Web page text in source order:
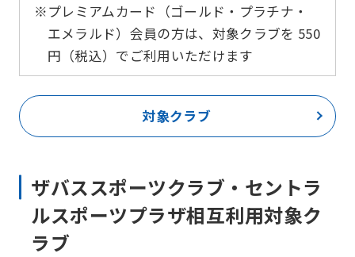
※プレミアムカード（ゴールド・プラチナ・
エメラルド）会員の方は、対象クラブを 550
円（税込）でご利用いただけます
対象クラブ
ザバススポーツクラブ・セントラ
ルスポーツプラザ相互利用対象ク
ラブ